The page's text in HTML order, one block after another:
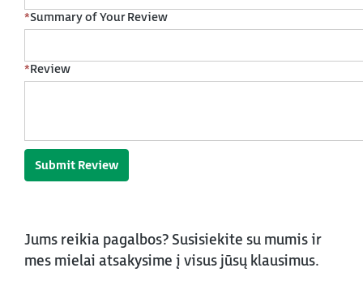
*Summary of Your Review
*Review
Submit Review
Jums reikia pagalbos? Susisiekite su mumis ir
mes mielai atsakysime į visus jūsų klausimus.